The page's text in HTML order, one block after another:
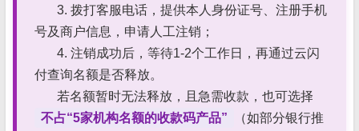
3. 拨打客服电话，提供本人身份证号、注册手机
号及商户信息，申请人工注销；
4. 注销成功后，等待1-2个工作日，再通过云闪
付查询名额是否释放。
若名额暂时无法释放，且急需收款，也可选择
不占“5家机构名额的收款码产品”
（如部分银行推